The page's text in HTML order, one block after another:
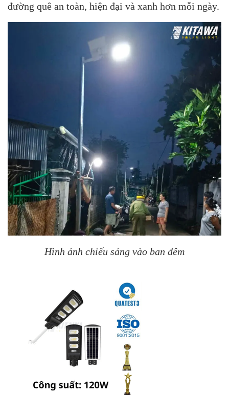
đường quê an toàn, hiện đại và xanh hơn mỗi ngày.
Hình ảnh chiếu sáng vào ban đêm